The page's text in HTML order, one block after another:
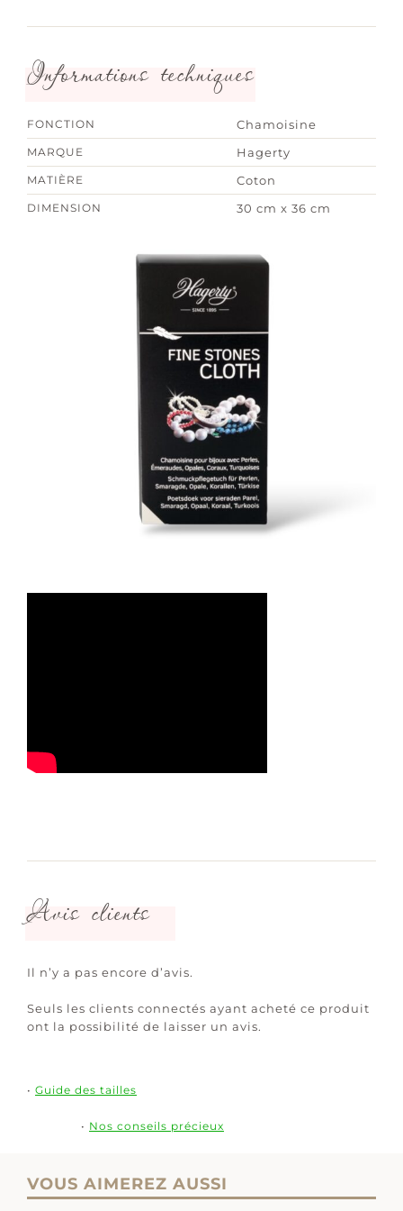
Informations techniques
FONCTION Chamoisine
MARQUE Hagerty
MATIÈRE Coton
DIMENSION 30 cm x 36 cm
Avis clients
Il n’y a pas encore d’avis.
Seuls les clients connectés ayant acheté ce produit
ont la possibilité de laisser un avis.
• Guide des tailles
• Nos conseils précieux
VOUS AIMEREZ AUSSI